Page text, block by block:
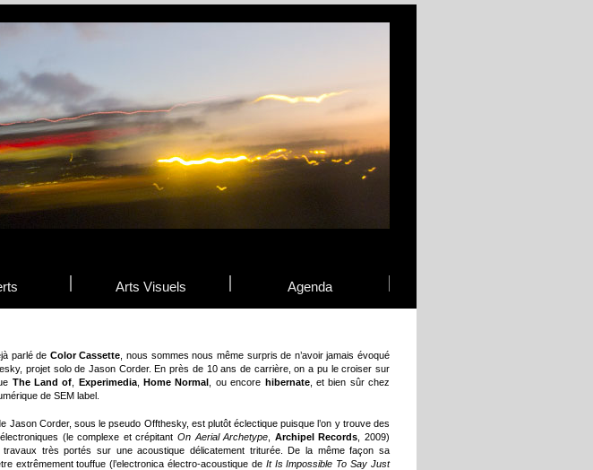
Arts Visuels Agenda
parlé de Color Cassette , nous sommes nous même surpris de n’avoir jamais évoqué
projet solo de Jason Corder. En près de 10 ans de carrière, on a pu le croiser sur
The Land of Experimedia, Home Normal , ou encore hibernate, et bien sûr chez
de SEM label.
Jason Corder, sous le pseudo Offthesky, est plutôt éclectique puisque l’on y trouve des
(le complexe et crépitantOn Aerial Archetype Archipel Records , 2009)
très portés sur une acoustique délicatement triturée. De la même façon sa
extrêmement touffue (l’electronica électro-acoustique de It Is Impossible To Say Just